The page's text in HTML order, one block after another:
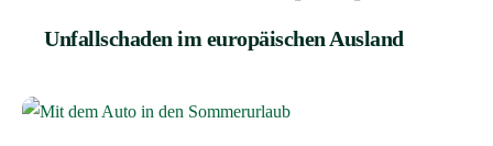
Unfallschaden im europäischen Ausland